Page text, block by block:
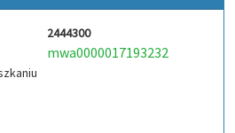
2444300
mwa0000017193232